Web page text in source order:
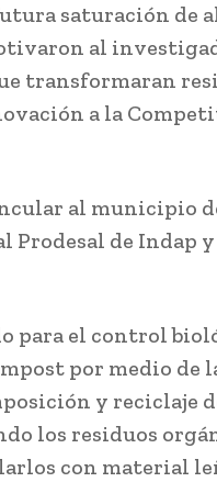
saturación de
al
transformaran
a la
al municipio
Prodesal de Indap
para el control
por medio de
y reciclaje
los residuos
con material